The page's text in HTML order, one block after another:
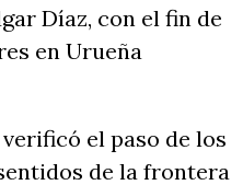
Díaz, con el fin de
en Urueña
el paso de los
de la frontera